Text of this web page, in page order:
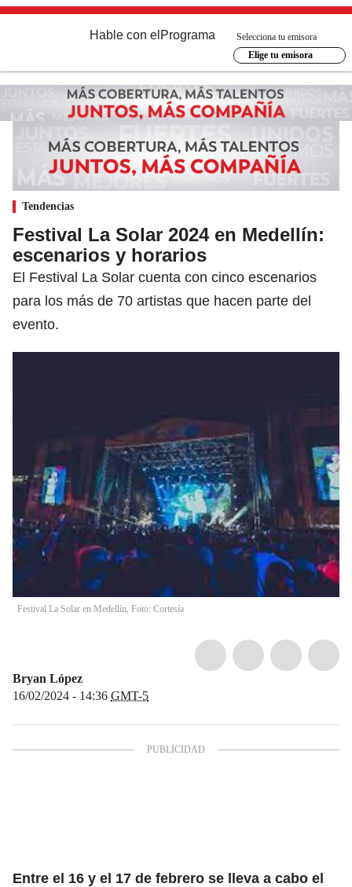
Hable con el Programa
Selecciona tu emisora
Elige tu emisora
Tendencias
Festival La Solar 2024 en Medellín:
escenarios y horarios
El Festival La Solar cuenta con cinco escenarios
para los más de 70 artistas que hacen parte del
evento.
Festival La Solar en Medellín, Foto: Cortesía
Bryan López
16/02/2024 - 14:36 GMT-5
Entre el 16 y el 17 de febrero se lleva a cabo el